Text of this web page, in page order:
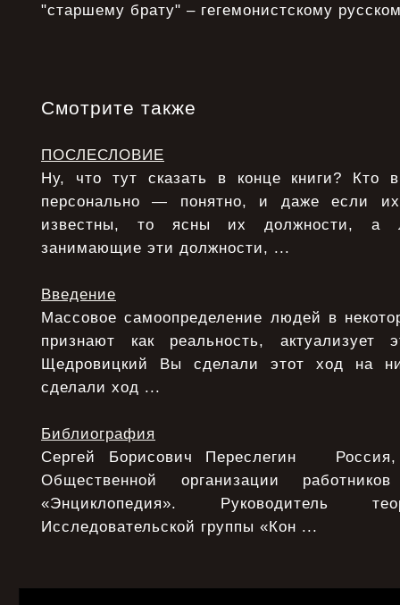
"старшему брату" – гегемонистскому
Смотрите также
ПОСЛЕСЛОВИЕ
Ну, что тут сказать в конце книги? Кто
персонально — понятно, и даже если
известны, то ясны их должности, а
занимающие эти должности, ...
Введение
Массовое самоопределение людей в
признают как реальность,
Щедровицкий Вы сделали этот ход на
сделали ход ...
Библиография
Сергей Борисович Переслегин Россия,
Общественной организации
«Энциклопедия». Руководитель
Исследовательской группы «Кон ...